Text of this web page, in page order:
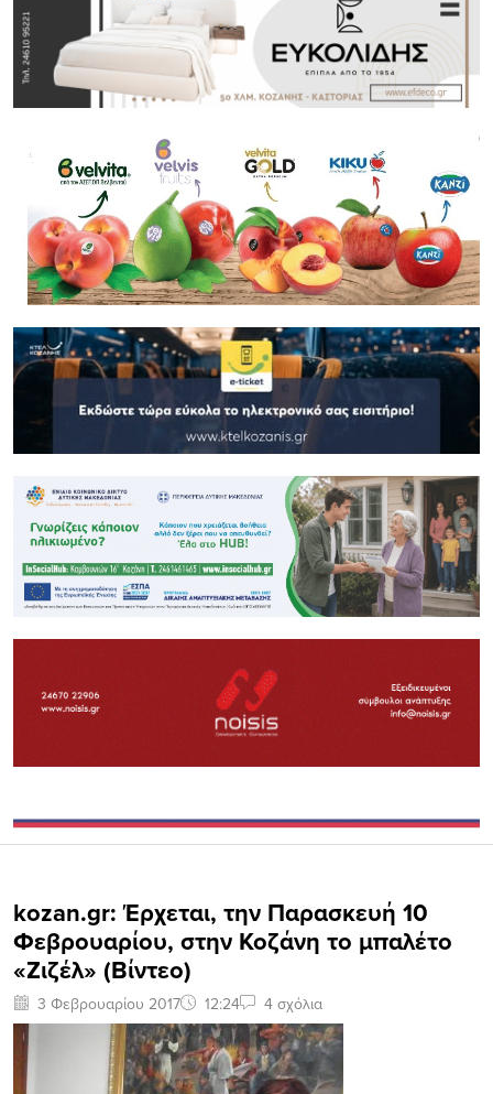
kozan.gr: Έρχεται, την Παρασκευή 10
Φεβρουαρίου, στην Κοζάνη το μπαλέτο
«Ζιζέλ» (Βίντεο)
3 Φεβρουαρίου 2017 12:24 4 σχόλια